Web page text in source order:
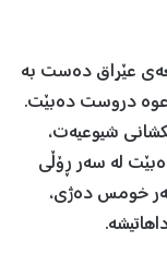
گرنگە بیزانین کە ساڵی ١٩٥٩ شیعەی عێراق دەست بە
دروست دەبێت.
شیوعیەت،
لە سەر ڕۆڵی
خومس دەژی،